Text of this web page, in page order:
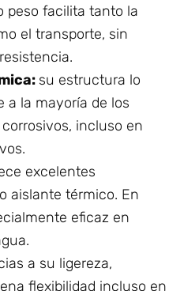
peso facilita tanto la
el transporte, sin
su estructura lo
a la mayoría de los
incluso en
excelentes
aislante térmico. En
eficaz en
a su ligereza,
flexibilidad incluso en